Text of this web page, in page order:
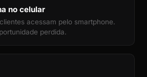
no celular
acessam pelo smartphone.
perdida.